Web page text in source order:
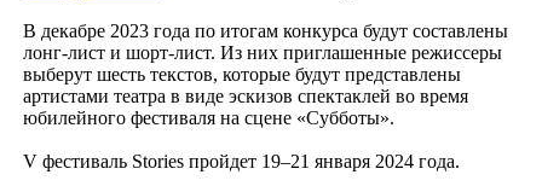
В декабре 2023 года по итогам конкурса будут составлены
лонг-лист и шорт-лист. Из них приглашенные режиссеры
выберут шесть текстов, которые будут представлены
артистами театра в виде эскизов спектаклей во время
юбилейного фестиваля на сцене «Субботы».
V фестиваль Stories пройдет 19–21 января 2024 года.